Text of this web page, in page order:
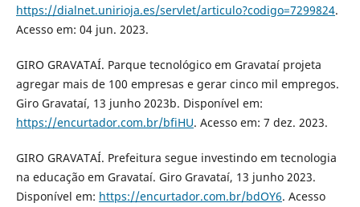
https://dialnet.unirioja.es/servlet/articulo?codigo=7299824.
Acesso em: 04 jun. 2023.
GIRO GRAVATAÍ. Parque tecnológico em Gravataí projeta
agregar mais de 100 empresas e gerar cinco mil empregos.
Giro Gravataí, 13 junho 2023b. Disponível em:
https://encurtador.com.br/bfiHU. Acesso em: 7 dez. 2023.
GIRO GRAVATAÍ. Prefeitura segue investindo em tecnologia
na educação em Gravataí. Giro Gravataí, 13 junho 2023.
Disponível em: https://encurtador.com.br/bdOY6. Acesso